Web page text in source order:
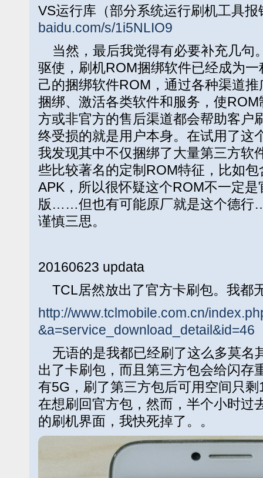
VS运行库（部分系统运行刷机工具
baidu.com/s/1i5NLIO9
当然，最后我觉得有必要补充几句
驱使，刷机ROM捆绑软件已经成为
己的捆绑软件ROM，通过各种渠道
捆绑、激活各类软件和服务，使
方或非官方的售后渠道都会帮助客户
终受损的就是用户本身。在试用了这
我发现其中不仅捆绑了大量第三方软
些比较著名的定制ROM特征，比如
APK，所以很怀疑这个ROM不一定
版……但也有可能原厂就是这个德行
谨慎三思。
20160623 updata
TCL居然放出了官方卡刷包。我都
http://www.tclmobile.com.cn/
&a=service_download_detail&id=46
无语的是我都已经刷了这么多莫名
出了卡刷包，而且第三方包会给闪存
有5G，刷了第三方包后可用空间只
在想刷回官方包，然而，半个小时过
的刷机界面，我快死掉了。。